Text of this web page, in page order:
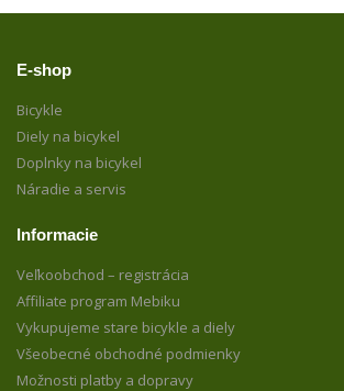
E-shop
Bicykle
Diely na bicykel
Doplnky na bicykel
Náradie a servis
Informacie
Veľkoobchod – registrácia
Affiliate program Mebiku
Vykupujeme stare bicykle a diely
Všeobecné obchodné podmienky
Možnosti platby a dopravy